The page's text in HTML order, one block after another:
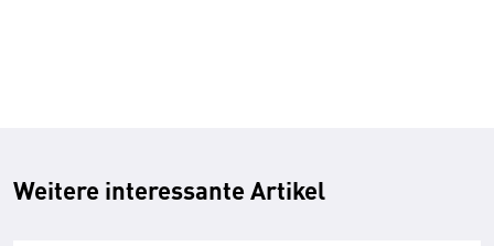
Weitere interessante Artikel